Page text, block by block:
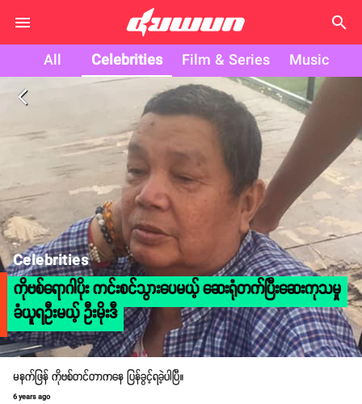
search
All Celebrities Film & Series Music
arrow_back_ios
Celebrities
ကိုဗစ်ရောဂါပိုး ကင်းစင်သွားပေမယ့် ဆေးရုံတက်ပြီးဆေးကုသမှု
ခံယူရဦးမယ့် ဦးမိုးဒီ
မနက်ဖြန် ကိုဗစ်တင်တာကနေ ပြန်ခွင့်ရခဲ့ပါပြီ။
6 years ago